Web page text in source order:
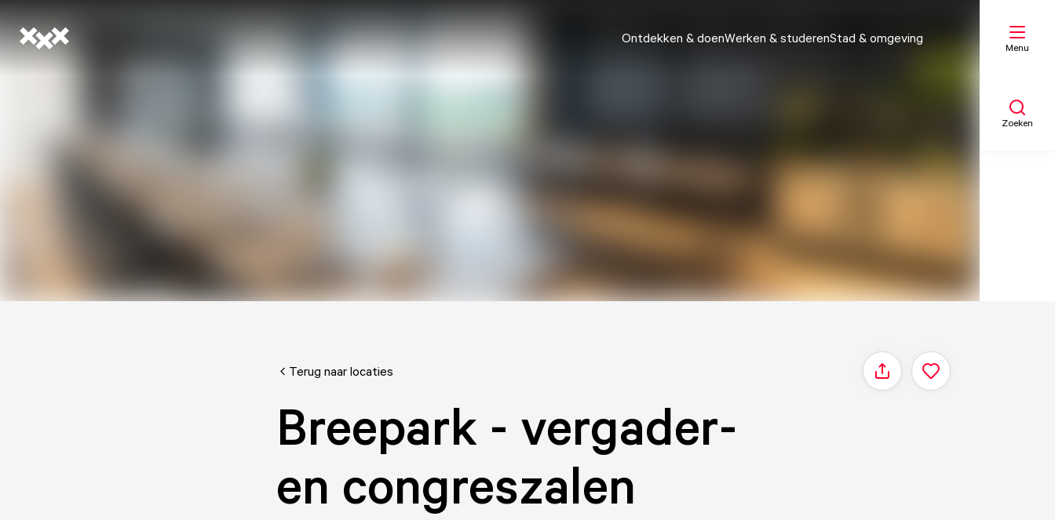
Ontdekken & doenWerken & studerenStad & omgeving
Menu
Zoeken
Terug naar locaties Delen
Breepark - vergader-
en congreszalen